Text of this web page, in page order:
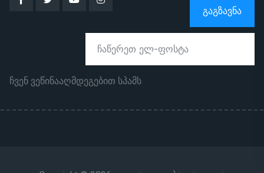
ᲒᲐᲒᲖᲐᲕᲜᲐ
ჩვენ ვეწინააღმდეგებით სპამს